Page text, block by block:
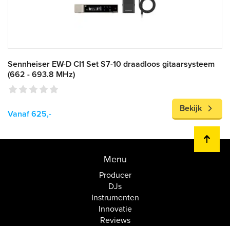
Sennheiser EW-D CI1 Set S7-10 draadloos gitaarsysteem
(662 - 693.8 MHz)
Vanaf 625,-
Bekijk
Menu
Producer
DJs
Instrumenten
Innovatie
Reviews